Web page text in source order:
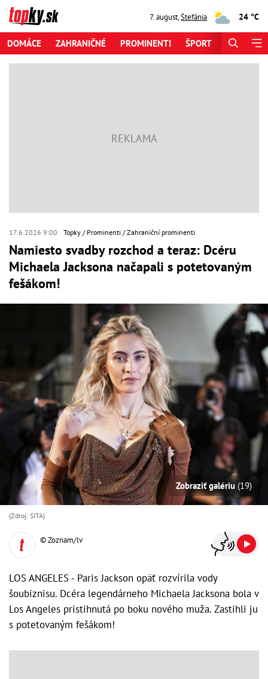
7. august,Štefánia 24 °C
DOMÁCE ZAHRANIČNÉ PROMINENTI ŠPORT
17.6.2026 9:00 Topky Prominenti Zahraniční prominenti
Namiesto svadby rozchod a teraz: Dcéru
Michaela Jacksona načapali s potetovaným
fešákom!
Zobraziť galériu (19)
(Zdroj: SITA)
© Zoznam/lv
LOS ANGELES - Paris Jackson opäť rozvírila vody
šoubiznisu. Dcéra legendárneho Michaela Jacksona bola v
Los Angeles pristihnutá po boku nového muža. Zastihli ju
s potetovaným fešákom!